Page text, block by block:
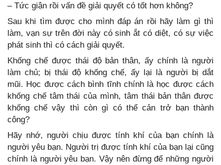
– Tức giận rồi vấn đề giải quyết có tốt hơn không?
Sau khi tìm được cho mình đáp án rồi hãy làm gì thì
làm, vạn sự trên đời này có sinh ắt có diệt, có sự việc
phát sinh thì có cách giải quyết.
Khống chế được thái độ bản thân, ấy chính là người
làm chủ; bị thái độ khống chế, ấy lại là người bị dắt
mũi. Học được cách bình tĩnh chính là học được cách
khống chế tâm thái của mình, tâm thái bản thân được
khống chế vậy thì còn gì có thể cản trở bạn thành
công?
Hãy nhớ, người chịu được tính khí của bạn chính là
người yêu bạn. Người trị được tính khí của bạn lại cũng
chính là người yêu bạn. Vậy nên đừng để những người